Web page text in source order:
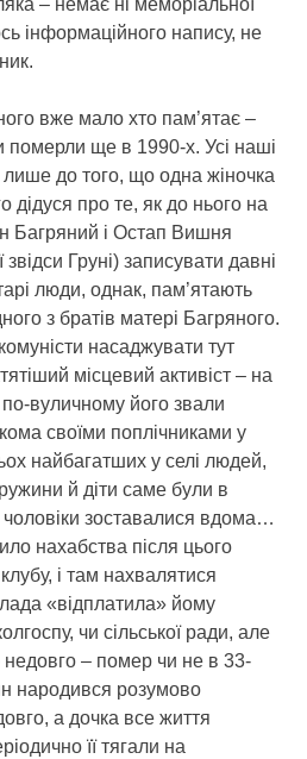
– немає ні меморіальної
інформаційного напису, не
вже мало хто пам’ятає –
померли ще в 1990-х. Усі наші
до того, що одна жіночка
дідуся про те, як до нього на
Багряний і Остап Вишня
Груні) записувати давні
люди, однак, пам’ятають
з братів матері Багряного.
насаджувати тут
місцевий активіст – на
вуличному його звали
своїми поплічниками у
найбагатших у селі людей,
й діти саме були в
зоставалися вдома…
нахабства після цього
і там нахвалятися
«відплатила» йому
чи сільської ради, але
недовго – помер чи не в 33-
народився розумово
а дочка все життя
її тягали на